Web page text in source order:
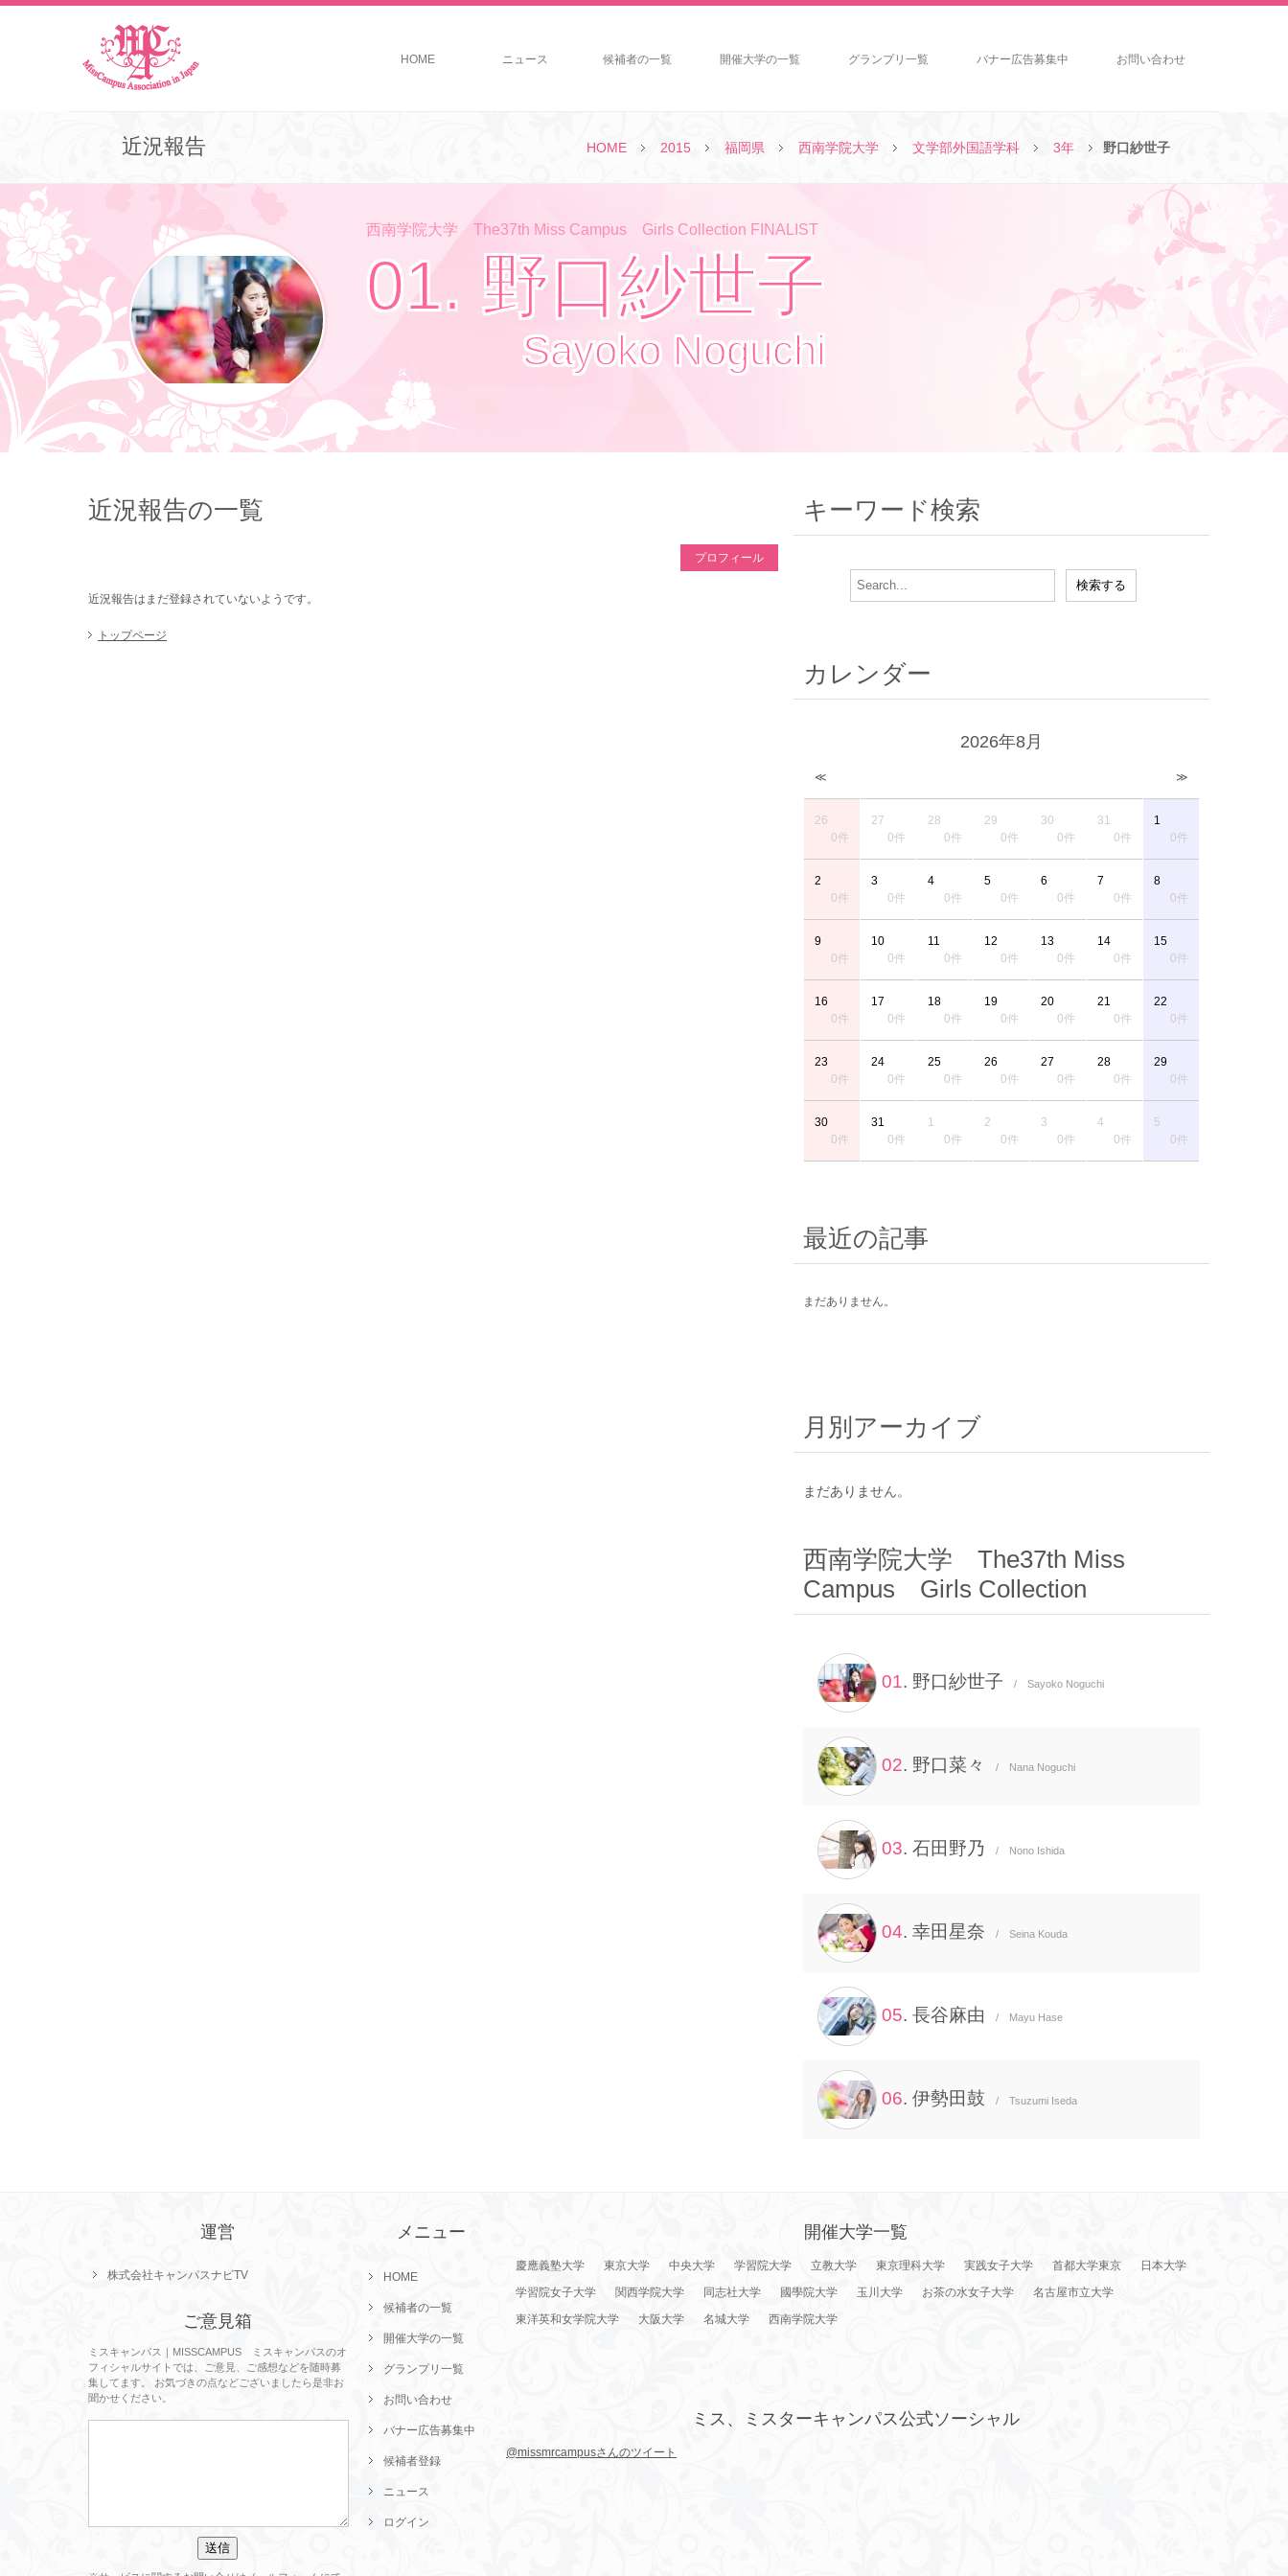
HOME ニュース 候補者の一覧 開催大学の一覧 グランプリ一覧 バナー広告募集中 お問い合わせ
HOME 2015 福岡県 西南学院大学 文学部外国語学科 3年 野口紗世子
近況報告
西南学院大学 The37th Miss Campus Girls Collection FINALIST
01. 野口紗世子
Sayoko Noguchi
近況報告の一覧
プロフィール
近況報告はまだ登録されていないようです。
トップページ
キーワード検索
カレンダー
2026年8月
≪ ≫
26
0件
27
0件
28
0件
29
0件
30
0件
31
0件
1
0件
2
0件
3
0件
4
0件
5
0件
6
0件
7
0件
8
0件
9
0件
10
0件
11
0件
12
0件
13
0件
14
0件
15
0件
16
0件
17
0件
18
0件
19
0件
20
0件
21
0件
22
0件
23
0件
24
0件
25
0件
26
0件
27
0件
28
0件
29
0件
30
0件
31
0件
1
0件
2
0件
3
0件
4
0件
5
0件
最近の記事
まだありません。
月別アーカイブ
まだありません。
西南学院大学 The37th Miss
Campus Girls Collection
01. 野口紗世子 / Sayoko Noguchi
02. 野口菜々 / Nana Noguchi
03. 石田野乃 / Nono Ishida
04. 幸田星奈 / Seina Kouda
05. 長谷麻由 / Mayu Hase
06. 伊勢田鼓 / Tsuzumi Iseda
運営
株式会社キャンパスナビTV
ご意見箱
ミスキャンパス｜MISSCAMPUS ミスキャンパスのオ
フィシャルサイトでは、ご意見、ご感想などを随時募
集してます。 お気づきの点などございましたら是非お
聞かせください。
メニュー
HOME
候補者の一覧
開催大学の一覧
グランプリ一覧
お問い合わせ
バナー広告募集中
候補者登録
ニュース
ログイン
開催大学一覧
慶應義塾大学 東京大学 中央大学 学習院大学 立教大学 東京理科大学 実践女子大学 首都大学東京
日本大学
学習院女子大学
関西学院大学 同志社大学 國學院大学 玉川大学 お茶の水女子大学
名古屋市立大学
東洋英和女学院大学
大阪大学 名城大学 西南学院大学
ミス、ミスターキャンパス公式ソーシャル
@missmrcampusさんのツイート